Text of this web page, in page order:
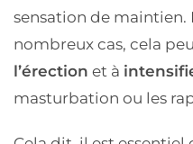
sensation de maintien.
nombreux cas, cela
l’érection et à
masturbation ou les